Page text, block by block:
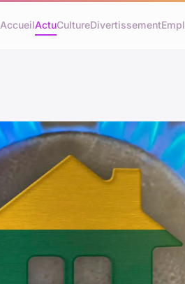
AccueilActuCultureDivertissement